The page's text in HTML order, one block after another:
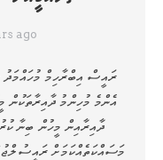
ago
ރައީސް އިބްރާހިމް
އެންމެ މުހިންމު ދާއިރާތަކުން
ދާއިރާއިން މީހުން ބިނާ
މަސައްކަތެއްކަމަށް